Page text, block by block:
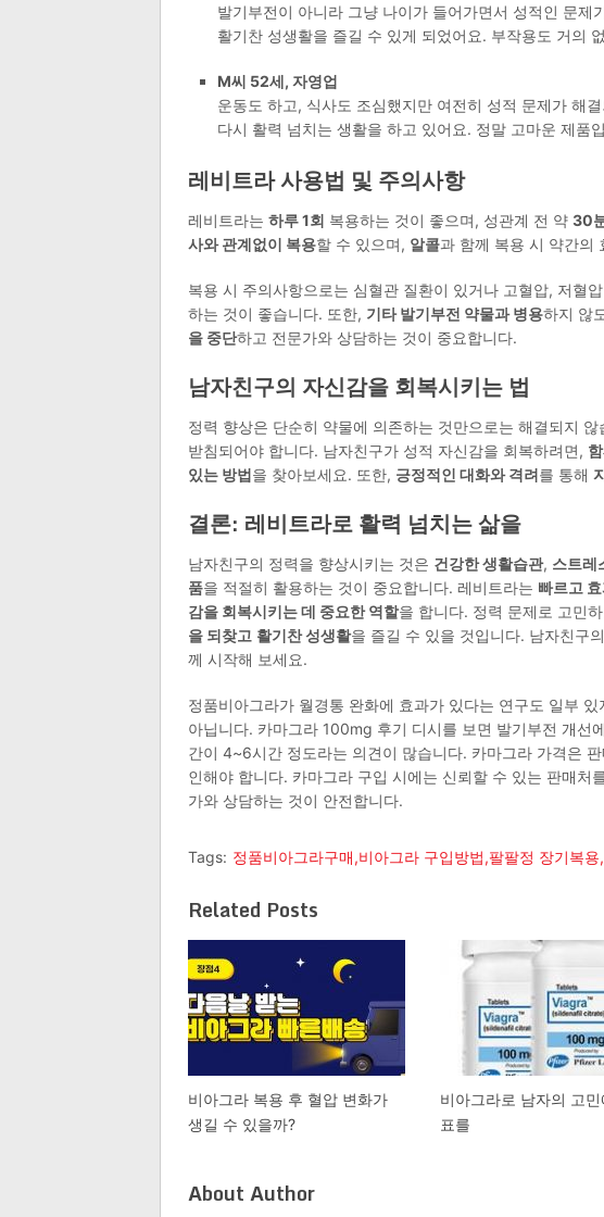
발기부전이 아니라 그냥 나이가 들어가면서 성적인 문제
활기찬 성생활을 즐길 수 있게 되었어요. 부작용도 거의
M씨 52세, 자영업
운동도 하고, 식사도 조심했지만 여전히 성적 문제가 해
다시 활력 넘치는 생활을 하고 있어요. 정말 고마운 제품
레비트라 사용법 및 주의사항
레비트라는 하루 1회 복용하는 것이 좋으며, 성관계 전 약 30
사와 관계없이 복용할 수 있으며, 알콜과 함께 복용 시 약간의
복용 시 주의사항으로는 심혈관 질환이 있거나 고혈압, 저혈
하는 것이 좋습니다. 또한, 기타 발기부전 약물과 병용하지 않
을 중단하고 전문가와 상담하는 것이 중요합니다.
남자친구의 자신감을 회복시키는 법
정력 향상은 단순히 약물에 의존하는 것만으로는 해결되지 않
받침되어야 합니다. 남자친구가 성적 자신감을 회복하려면,
있는 방법을 찾아보세요. 또한, 긍정적인 대화와 격려를 통해
결론: 레비트라로 활력 넘치는 삶을
남자친구의 정력을 향상시키는 것은 건강한 생활습관, 스트레
품을 적절히 활용하는 것이 중요합니다. 레비트라는 빠르고
감을 회복시키는 데 중요한 역할을 합니다. 정력 문제로 고민
을 되찾고 활기찬 성생활을 즐길 수 있을 것입니다. 남자친구의
께 시작해 보세요.
정품비아그라가 월경통 완화에 효과가 있다는 연구도 일부
아닙니다. 카마그라 100mg 후기 디시를 보면 발기부전 개선
간이 4~6시간 정도라는 의견이 많습니다. 카마그라 가격은
인해야 합니다. 카마그라 구입 시에는 신뢰할 수 있는 판매처
가와 상담하는 것이 안전합니다.
Tags: 정품비아그라구매,비아그라 구입방법,팔팔정 장기복
Related Posts
비아그라 복용 후 혈압 변화가
생길 수 있을까?
비아그라로 남자의 고민
표를
About Author